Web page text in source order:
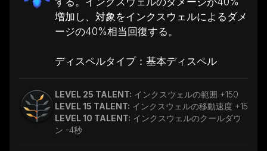
増加し、対象をインクスウェルによるダメ
ージの40%相当回復する。
ディスペルタイプ：基本ディスペル
LEVEL 25 TALENT: インクスウェルの範囲 +150
LEVEL 15 TALENT: インクスウェルの移動速度 +15
LEVEL 10 TALENT: インクスウェルのクールダウ
ン -4秒